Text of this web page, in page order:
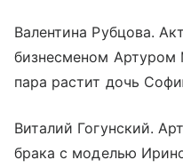
Валентина Рубцова.
бизнесменом Артуром
пара растит дочь
Виталий Гогунский.
брака с моделью